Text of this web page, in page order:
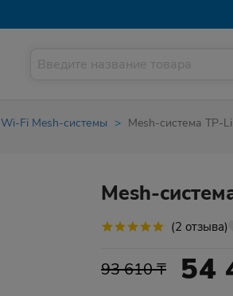
Wi-Fi Mesh-системы Mesh-система TP-
Mesh-
(2 отзыва)
93 610 ₸ 54